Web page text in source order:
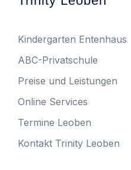
Kindergarten Entenhaus
ABC-Privatschule
Preise und Leistungen
Online Services
Termine Leoben
Kontakt Trinity Leoben